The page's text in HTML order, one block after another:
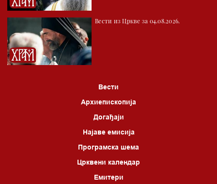
Вести из Цркве за 04.08.2026.
Вести
Архиепископија
Догађаји
Најаве емисија
Програмска шема
Црквени календар
Емитери